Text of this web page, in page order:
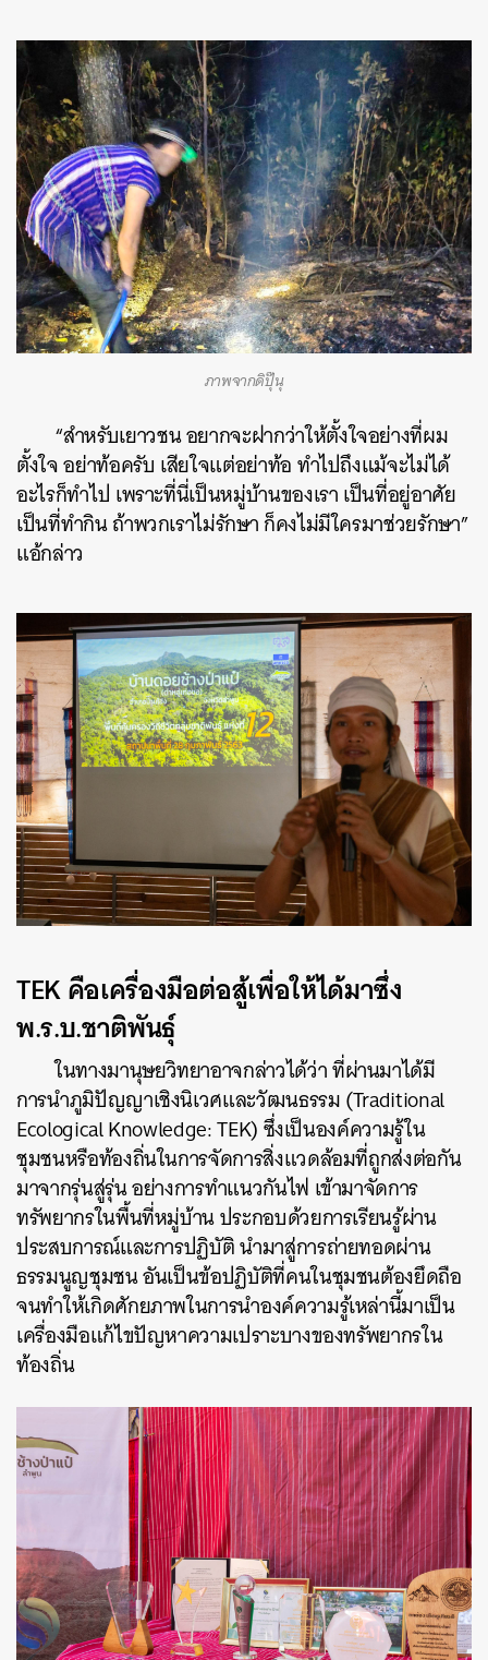
ภาพจากดิปุ๊นุ
“สำหรับเยาวชน อยากจะฝากว่าให้ตั้งใจอย่างที่ผม
ตั้งใจ อย่าท้อครับ เสียใจแต่อย่าท้อ ทำไปถึงแม้จะไม่ได้
อะไรก็ทำไป เพราะที่นี่เป็นหมู่บ้านของเรา เป็นที่อยู่อาศัย
เป็นที่ทำกิน ถ้าพวกเราไม่รักษา ก็คงไม่มีใครมาช่วยรักษา”
แอ้กล่าว
TEK คือเครื่องมือต่อสู้เพื่อให้ได้มาซึ่ง
พ.ร.บ.ชาติพันธุ์
ในทางมานุษยวิทยาอาจกล่าวได้ว่า ที่ผ่านมาได้มี
การนำภูมิปัญญาเชิงนิเวศและวัฒนธรรม (Traditional
Ecological Knowledge: TEK) ซึ่งเป็นองค์ความรู้ใน
ชุมชนหรือท้องถิ่นในการจัดการสิ่งแวดล้อมที่ถูกส่งต่อกัน
มาจากรุ่นสู่รุ่น อย่างการทำแนวกันไฟ เข้ามาจัดการ
ทรัพยากรในพื้นที่หมู่บ้าน ประกอบด้วยการเรียนรู้ผ่าน
ประสบการณ์และการปฏิบัติ นำมาสู่การถ่ายทอดผ่าน
ธรรมนูญชุมชน อันเป็นข้อปฏิบัติที่คนในชุมชนต้องยึดถือ
จนทำให้เกิดศักยภาพในการนำองค์ความรู้เหล่านี้มาเป็น
เครื่องมือแก้ไขปัญหาความเปราะบางของทรัพยากรใน
ท้องถิ่น